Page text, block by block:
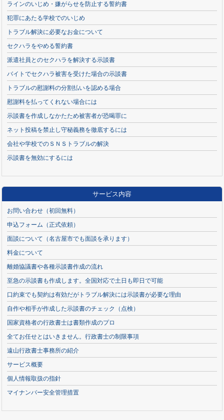
ラインのいじめ・嫌がらせを防止する誓約書
犯罪にあたる学校でのいじめ
トラブル解決に必要なお金について
セクハラをやめる誓約書
派遣社員とのセクハラを解決する示談書
バイトでセクハラ被害を受けた場合の示談書
トラブルの慰謝料の分割払いを認める場合
慰謝料を払ってくれない場合には
示談書を作成しなかたため被害者が恐喝罪に
ネット投稿を禁止し守秘義務を徹底するには
会社や学校でのＳＮＳトラブルの解決
示談書を無効にするには
サービス内容
お問い合わせ（初回無料）
申込フォーム（正式依頼）
面談について（名古屋市でも面談を承ります）
料金について
離婚協議書や各種示談書作成の流れ
至急の示談書も作成します。全国対応で土日も即日で可能
口約束でも契約は有効だがトラブル解決には示談書が必要な理由
自作や相手が作成した示談書のチェック（点検）
国家資格者の行政書士は書類作成のプロ
全てお任せとはいきません。行政書士の制限事項
遠山行政書士事務所の紹介
サービス概要
個人情報取扱の指針
マイナンバー安全管理措置